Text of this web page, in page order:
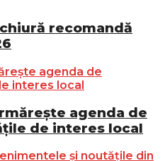
recomandă
agenda de
de interes local